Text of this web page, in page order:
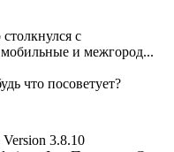
с
и межгород...
что посоветует?
3.8.10